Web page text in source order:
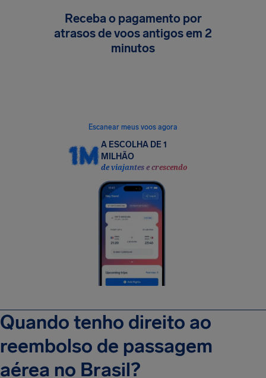
Receba o pagamento por
atrasos de voos antigos em 2
minutos
Escanear meus voos agora
A ESCOLHA DE 1
MILHÃO
de viajantes e crescendo
Quando tenho direito ao
reembolso de passagem
aérea no Brasil?